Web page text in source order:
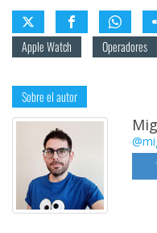
Apple Watch
Operadores
Sobre el autor